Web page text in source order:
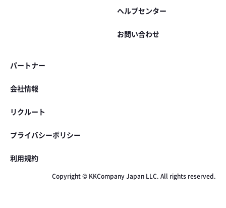
ヘルプセンター
お問い合わせ
パートナー
会社情報
リクルート
プライバシーポリシー
利用規約
Copyright © KKCompany Japan LLC. All rights reserved.